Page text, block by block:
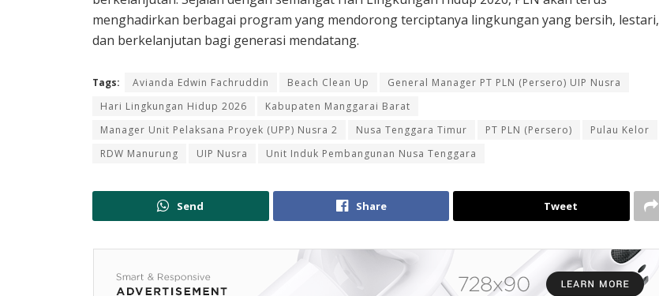
menghadirkan berbagai program yang mendorong terciptanya lingkungan yang bersih, lestari,
dan berkelanjutan bagi generasi mendatang.
Tags: Avianda Edwin Fachruddin Beach Clean Up
General Manager PT PLN (Persero) UIP Nusra
Hari Lingkungan Hidup 2026
Kabupaten Manggarai Barat
Manager Unit Pelaksana Proyek (UPP) Nusra 2
Nusa Tenggara Timur PT PLN (Persero)
Pulau Kelor
RDW Manurung
UIP Nusra Unit Induk Pembangunan Nusa Tenggara
Send Share Tweet